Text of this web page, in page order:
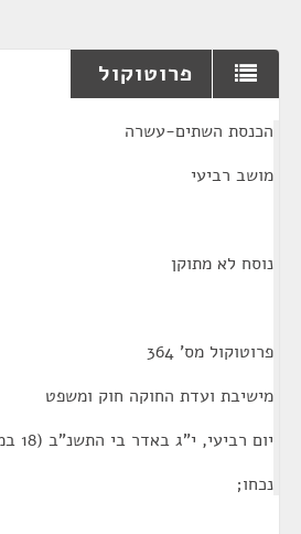
פרוטוקול
הכנסת השתים-עשרה
מושב רביעי
נוסח לא מתוקן
פרוטוקול מס' 364
מישיבת ועדת החוקה חוק ומשפט
יום רביעי, י"ג באדר בי התשנ"ב (18 במרץ 1992). שעה 11:15
נכחו;